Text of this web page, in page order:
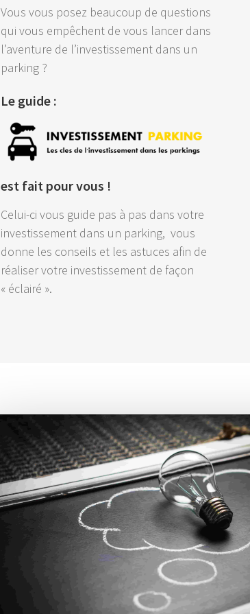
Vous vous posez beaucoup de questions
qui vous empêchent de vous lancer dans
l’aventure de l’investissement dans un
parking ?
Le guide :
est fait pour vous !
Celui-ci vous guide pas à pas dans votre
investissement dans un parking, vous
donne les conseils et les astuces afin de
réaliser votre investissement de façon
« éclairé ».